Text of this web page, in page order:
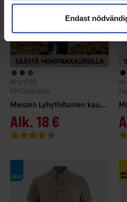
Endast
Miesten Lyhythihainen kauluspaita
EP-Collection
1722
Alk. 18 €
Arvio: